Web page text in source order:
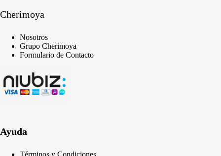
Cherimoya
Nosotros
Grupo Cherimoya
Formulario de Contacto
Ayuda
Términos y Condiciones